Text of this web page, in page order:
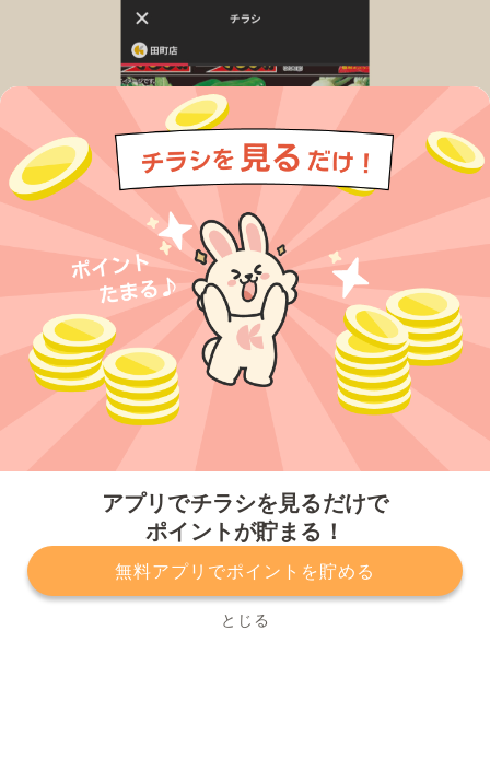
アプリでチラシを見るだけで
ポイントが貯まる！
無料アプリでポイントを貯める
とじる
プライバシーポリシー 利用規約
運営会社
サービスに関してのお問い合わせ